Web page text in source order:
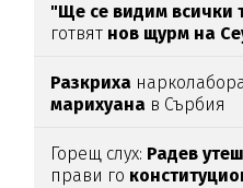
"Ще се видим всички
готвят нов щурм на
Разкриха
марихуана в Сърбия
Горещ слух: Радев
прави го